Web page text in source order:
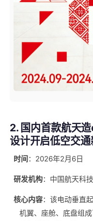
2. 国内首款航天
设计开启低空交
时间：2026年2月6日
研发机构：中国航天科
核心内容：该电动垂直
机翼、座舱、底盘组